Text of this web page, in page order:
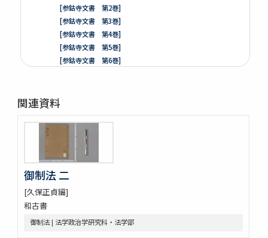
[参鈷寺文書 第2巻]
[参鈷寺文書 第3巻]
[参鈷寺文書 第4巻]
[参鈷寺文書 第5巻]
[参鈷寺文書 第6巻]
[城東寺文書]
綸旨五通[城東寺文書 第1巻]
[城東寺文書 第2巻]
高野山寶光院文書
売券類
[中世沽券状など貼り交ぜ]
武家文書
[樺山家文書 第1巻]
関連資料
御制法 二
[久保正貞編]
和古書
御制法 | 法学政治学研究科・法学部